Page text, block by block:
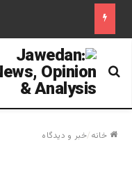
جستجو برای
خانه/خبر و دیدگاه